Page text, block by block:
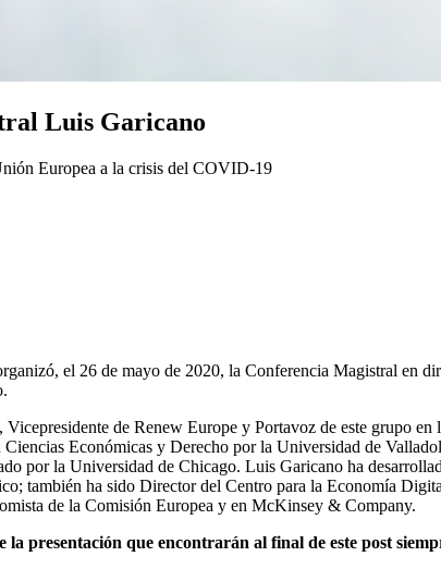
Luis Garicano
Europea a la crisis del COVID-19
el 26 de mayo de 2020, la Conferencia Magistral en
de Renew Europe y Portavoz de este grupo
Económicas y Derecho por la Universidad de
por la Universidad de Chicago. Luis Garicano ha
también ha sido Director del Centro para la Economía
de la Comisión Europea y en McKinsey & Company.
presentación que encontrarán al final de este post